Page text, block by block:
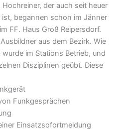
der auch seit heuer
begannen schon im Jänner
FF. Haus Groß Reipersdorf.
aus dem Bezirk. Wie
im Stations Betrieb, und
Disziplinen geübt. Diese
Funkgesprächen
Einsatzsofortmeldung